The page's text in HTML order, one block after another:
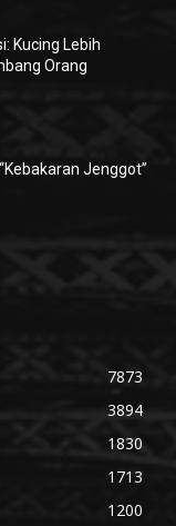
Kucing Lebih
Orang
Jenggot”
7873
3894
1830
1713
1200